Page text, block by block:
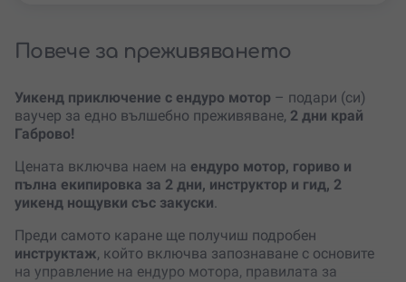
Повече за преживяването
Уикенд приключение с ендуро мотор – подари (си)
ваучер за едно вълшебно преживяване, 2 дни край
Габрово!
Цената включва наем на ендуро мотор, гориво и
пълна екипировка за 2 дни, инструктор и гид, 2
уикенд нощувки със закуски.
Преди самото каране ще получиш подробен
инструктаж, който включва запознаване с основите
на управление на ендуро мотора, правилата за